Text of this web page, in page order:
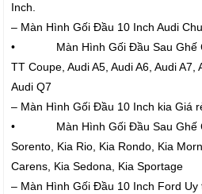
Inch.
– Màn Hình Gối Đầu 10 Inch Audi
• Màn Hình Gối Đầu Sau Ghế
TT Coupe, Audi A5, Audi A6, Audi A7,
Audi Q7
– Màn Hình Gối Đầu 10 Inch kia Giá
• Màn Hình Gối Đầu Sau Ghế
Sorento, Kia Rio, Kia Rondo, Kia
Carens, Kia Sedona, Kia Sportage
– Màn Hình Gối Đầu 10 Inch Ford Uy